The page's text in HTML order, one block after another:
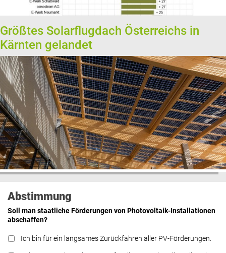
Größtes Solarflugdach Österreichs in
Kärnten gelandet
Abstimmung
Soll man staatliche Förderungen von Photovoltaik-Installationen
abschaffen?
Ich bin für ein langsames Zurückfahren aller PV-Förderungen.